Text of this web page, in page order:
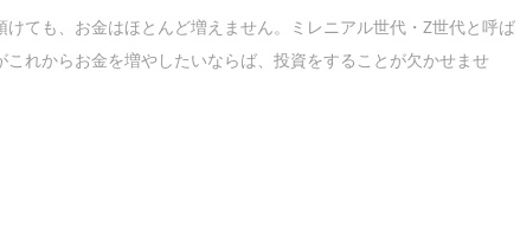
けても、お金はほとんど増えません。ミレニアル世代・Z世代と呼ば
これからお金を増やしたいならば、投資をすることが欠かせませ